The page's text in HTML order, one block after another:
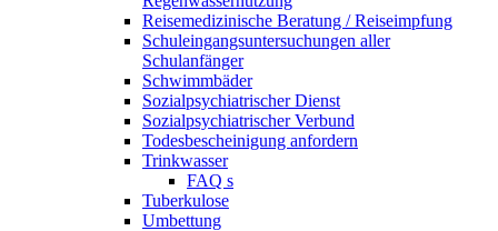
Reisemedizinische Beratung / Reiseimpfung
Schuleingangsuntersuchungen aller
Schulanfänger
Schwimmbäder
Sozialpsychiatrischer Dienst
Sozialpsychiatrischer Verbund
Todesbescheinigung anfordern
Trinkwasser
FAQ s
Tuberkulose
Umbettung